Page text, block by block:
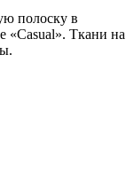
полоску в
«Casual». Ткани на